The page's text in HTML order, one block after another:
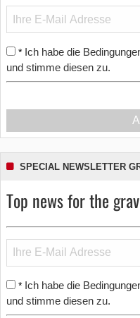
* Ich habe die
und stimme diesen zu.
SPECIAL NEWSLETTER
Top news for the
* Ich habe die
und stimme diesen zu.